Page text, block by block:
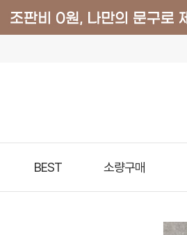
BEST 소량구매